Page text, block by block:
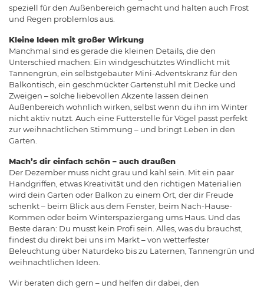
speziell für den Außenbereich gemacht und halten auch Frost
und Regen problemlos aus.
Kleine Ideen mit großer Wirkung
Manchmal sind es gerade die kleinen Details, die den
Unterschied machen: Ein windgeschütztes Windlicht mit
Tannengrün, ein selbstgebauter Mini-Adventskranz für den
Balkontisch, ein geschmückter Gartenstuhl mit Decke und
Zweigen – solche liebevollen Akzente lassen deinen
Außenbereich wohnlich wirken, selbst wenn du ihn im Winter
nicht aktiv nutzt. Auch eine Futterstelle für Vögel passt perfekt
zur weihnachtlichen Stimmung – und bringt Leben in den
Garten.
Mach’s dir einfach schön – auch draußen
Der Dezember muss nicht grau und kahl sein. Mit ein paar
Handgriffen, etwas Kreativität und den richtigen Materialien
wird dein Garten oder Balkon zu einem Ort, der dir Freude
schenkt – beim Blick aus dem Fenster, beim Nach-Hause-
Kommen oder beim Winterspaziergang ums Haus. Und das
Beste daran: Du musst kein Profi sein. Alles, was du brauchst,
findest du direkt bei uns im Markt – von wetterfester
Beleuchtung über Naturdeko bis zu Laternen, Tannengrün und
weihnachtlichen Ideen.
Wir beraten dich gern – und helfen dir dabei, den